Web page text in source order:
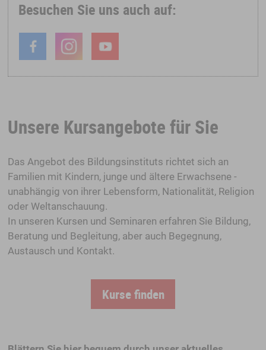
Besuchen Sie uns auch auf:
Unsere Kursangebote für Sie
Das Angebot des Bildungsinstituts richtet sich an
Familien mit Kindern, junge und ältere Erwachsene -
unabhängig von ihrer Lebensform, Nationalität, Religion
oder Weltanschauung.
In unseren Kursen und Seminaren erfahren Sie Bildung,
Beratung und Begleitung, aber auch Begegnung,
Austausch und Kontakt.
Kurse finden